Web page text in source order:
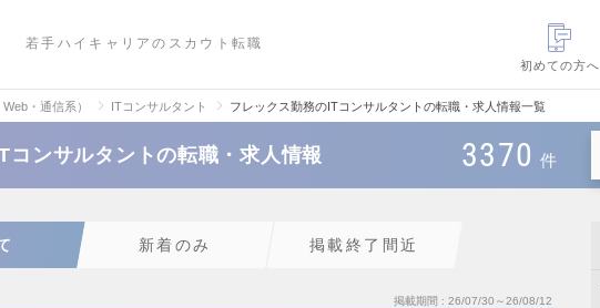
若手ハイキャリアのスカウト転職
初めての方へ
・通信系） ITコンサルタント フレックス勤務のITコンサルタントの転職・求人情報一覧
コンサルタントの転職・求人情報 3370 件
新着のみ 掲載終了間近
掲載期間 26/07/30～26/08/12